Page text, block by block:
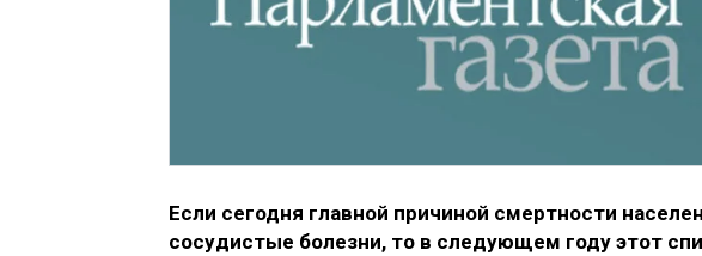
Если сегодня главной причиной смертности
сосудистые болезни, то в следующем году этот